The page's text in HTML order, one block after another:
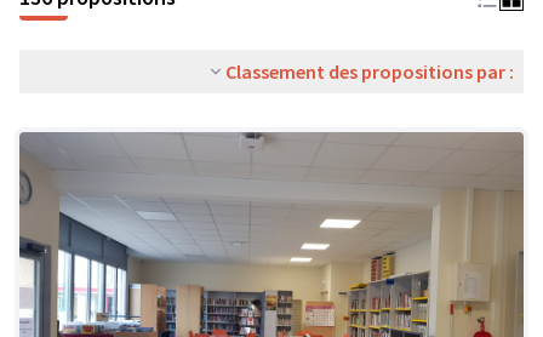
Classement des propositions par :